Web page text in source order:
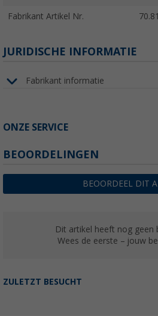
Fabrikant Artikel Nr.
JURIDISCHE INFORMATIE
Fabrikant informatie
ONZE SERVICE
BEOORDELINGEN
BEOORDEEL DIT
Dit artikel heeft nog geen
Wees de eerste – jouw
ZULETZT BESUCHT